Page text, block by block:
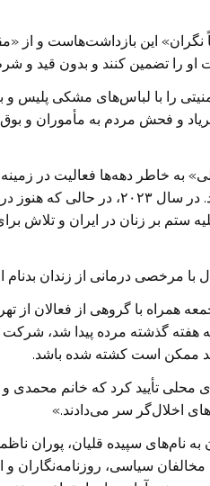
نگران» این بازداشت‌هاست و از
تضمین کنند و بدون قید و شرط
را با لباس‌های مشکی پلیس
و فحش مردم به مأموران و
امنیت ملی» به خاطر دهه‌ها فعالیت
دموکراسی در ایران به ۱۰ سال زندان محکوم
ستم بر زنان در ایران و تلاش
مرخصی درمانی از زندان بدنام
همراه با گروهی از فعالان از
گذشته مرده پیدا شد، شرکت
ممکن است کشته شده باشد.
محلی تأیید کرد که خانم محمدی
اخلال‌گر سر می‌دادند.»
نام‌های سپیده قلیان، پوران
سیاسی، روزنامه‌نگاران